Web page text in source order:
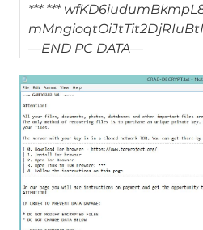
*** ***
—END PC DATA—